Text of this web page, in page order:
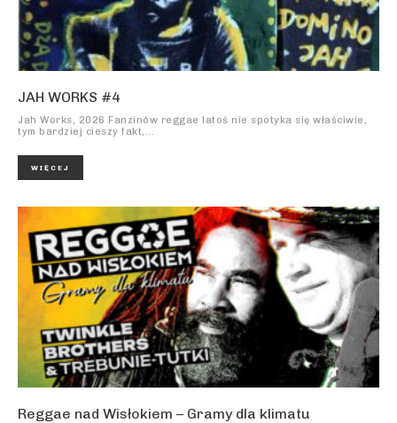
JAH WORKS #4
Jah Works, 2026 Fanzinów reggae latoś nie spotyka się właściwie,
tym bardziej cieszy fakt,...
WIĘCEJ
Reggae nad Wisłokiem – Gramy dla klimatu